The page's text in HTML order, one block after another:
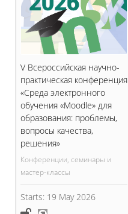
V Всероссийская научно-
практическая конференция
«Среда электронного
обучения «Moodle» для
образования: проблемы,
вопросы качества,
решения»
Конференции, семинары и
мастер-классы
Starts: 19 May 2026